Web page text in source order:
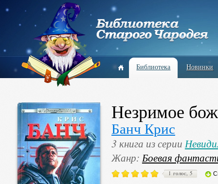
Библиотека Новинки
Незримое
Банч Крис
3 книга из серии
Жанр:Боевая
1 голос, 5